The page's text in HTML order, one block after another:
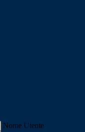
Nome Utente